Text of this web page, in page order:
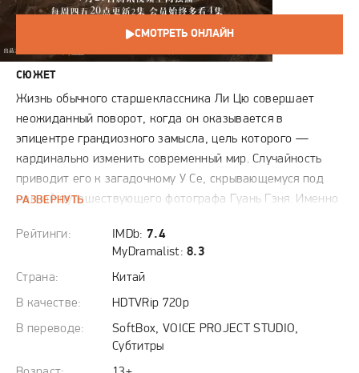
СМОТРЕТЬ ОНЛАЙН
СЮЖЕТ
Жизнь обычного старшеклассника Ли Цю совершает
неожиданный поворот, когда он оказывается в
эпицентре грандиозного замысла, цель которого —
кардинально изменить современный мир. Случайность
приводит его к загадочному У Се, скрывающемуся под
маской путешествующего фотографа Гуань Гэня. Именно
заговора, направленного на свержение многовековой
династии Шан. Используя древние и запретные знания о
землях Цзюмэнь, У Се выстраивает хитроумную
стратегию, нацеленную на уничтожение
интеллектом и опираясь на детскую веру в возможность
РАЗВЕРНУТЬ
Рейтинги: IMDb: 7.4
MyDramalist:8.3
Страна:
Китай
В качестве:
HDTVRip 720p
В переводе:
SoftBox, VOICE PROJECT STUDIO,
Субтитры